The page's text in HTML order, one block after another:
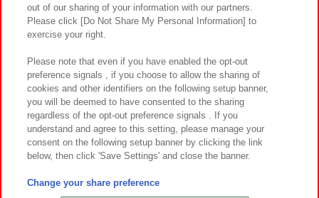
プライバシーポリシー ウェブアクセシビリティ方針と検証結果
お取引先さまとともに
カスタマーハラスメント対応方針 よくあるご質問・お問い合わせ
©Bandai Namco Amusement Inc.
©Bandai Namco Amusement Lab Inc.
out of our sharing of your information with our partners.
Please click [Do Not Share My Personal Information] to
exercise your right.
Please note that even if you have enabled the opt-out
preference signals , if you choose to allow the sharing of
cookies and other identifiers on the following setup banner,
you will be deemed to have consented to the sharing
regardless of the opt-out preference signals . If you
understand and agree to this setting, please manage your
consent on the following setup banner by clicking the link
below, then click 'Save Settings' and close the banner.
Change your share preference